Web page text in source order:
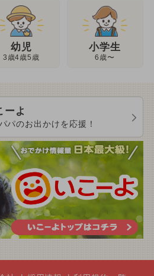
幼児
3歳4歳5歳
小学生
6歳〜
よ
パのお出かけを応援！